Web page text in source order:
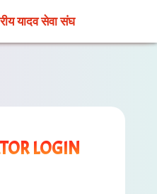
यादव सेवा संघ
LOGIN